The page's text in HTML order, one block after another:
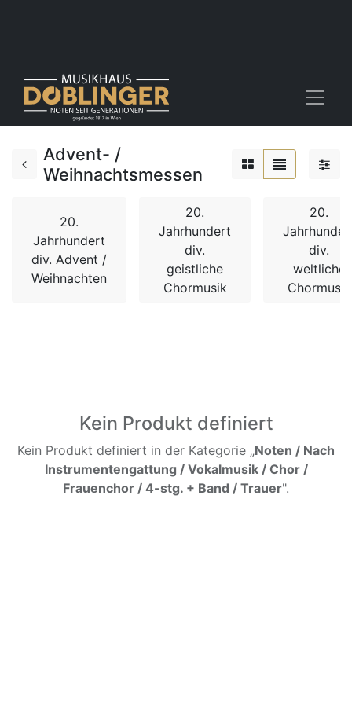
Advent- /
Weihnachtsmessen
20.
Jahrhundert
div. Advent /
Weihnachten
20.
Jahrhundert
div.
geistliche
Chormusik
20.
div.
weltliche
Chormusik
Kein Produkt definiert
Kein Produkt definiert in der Kategorie „Noten / Nach
Instrumentengattung / Vokalmusik / Chor /
Frauenchor / 4-stg. + Band / Trauer".